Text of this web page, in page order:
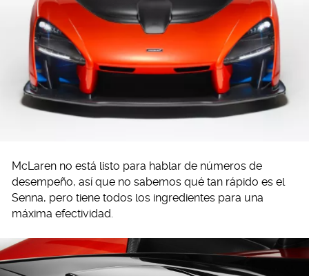
McLaren no está listo para hablar de números de
desempeño, así que no sabemos qué tan rápido es el
Senna, pero tiene todos los ingredientes para una
máxima efectividad.